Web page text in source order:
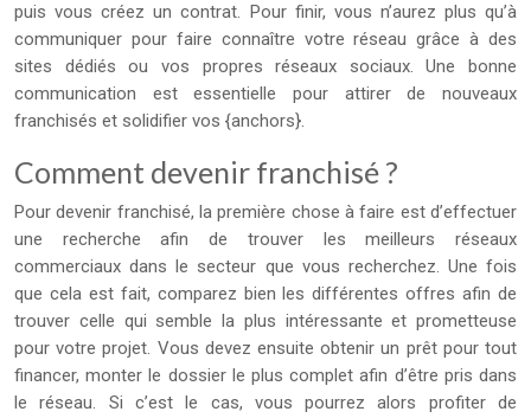
puis vous créez un contrat. Pour finir, vous n’aurez plus qu’à
communiquer pour faire connaître votre réseau grâce à des
sites dédiés ou vos propres réseaux sociaux. Une bonne
communication est essentielle pour attirer de nouveaux
franchisés et solidifier vos {anchors}.
Comment devenir franchisé ?
Pour devenir franchisé, la première chose à faire est d’effectuer
une recherche afin de trouver les meilleurs réseaux
commerciaux dans le secteur que vous recherchez. Une fois
que cela est fait, comparez bien les différentes offres afin de
trouver celle qui semble la plus intéressante et prometteuse
pour votre projet. Vous devez ensuite obtenir un prêt pour tout
financer, monter le dossier le plus complet afin d’être pris dans
le réseau. Si c’est le cas, vous pourrez alors profiter de